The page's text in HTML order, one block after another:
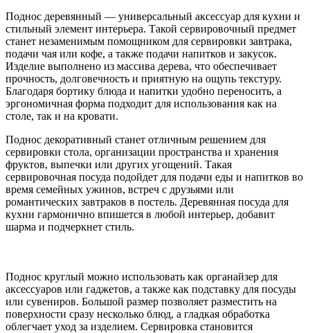
Поднос деревянный — универсальный аксессуар для кухни и
стильный элемент интерьера. Такой сервировочный предмет
станет незаменимым помощником для сервировки завтрака,
подачи чая или кофе, а также подачи напитков и закусок.
Изделие выполнено из массива дерева, что обеспечивает
прочность, долговечность и приятную на ощупь текстуру.
Благодаря бортику блюда и напитки удобно переносить, а
эргономичная форма подходит для использования как на
столе, так и на кровати.
Поднос декоративный станет отличным решением для
сервировки стола, организации пространства и хранения
фруктов, выпечки или других угощений. Такая
сервировочная посуда подойдет для подачи еды и напитков во
время семейных ужинов, встреч с друзьями или
романтических завтраков в постель. Деревянная посуда для
кухни гармонично впишется в любой интерьер, добавит
шарма и подчеркнет стиль.
Поднос круглый можно использовать как органайзер для
аксессуаров или гаджетов, а также как подставку для посуды
или сувениров. Большой размер позволяет разместить на
поверхности сразу несколько блюд, а гладкая обработка
облегчает уход за изделием. Сервировка становится